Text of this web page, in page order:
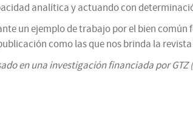
analítica y actuando con
un ejemplo de trabajo por el bien
como las que nos brinda la
en una investigación financiada por